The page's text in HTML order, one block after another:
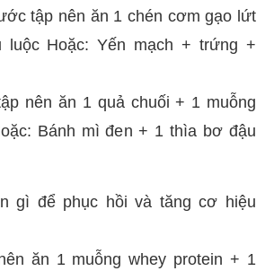
tập nên ăn 1 chén cơm gạo lứt
Hoặc: Yến mạch + trứng +
nên ăn 1 quả chuối + 1 muỗng
Bánh mì đen + 1 thìa bơ đậu
gì để phục hồi và tăng cơ hiệu
ăn 1 muỗng whey protein + 1